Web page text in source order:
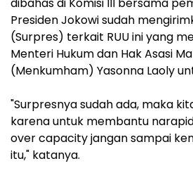
Presiden Jokowi sudah
(Surpres) terkait RUU ini yang
Menteri Hukum dan Hak Asasi
(Menkumham) Yasonna Laoly
"Surpresnya sudah ada, maka
karena untuk membantu
over capacity jangan sampai
itu," katanya.